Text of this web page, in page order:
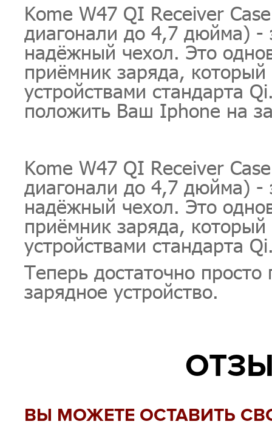
Kome W47 QI Receiver
диагонали до 4,7 дюйма) -
надёжный чехол. Это
приёмник заряда,
устройствами стандарта
положить Ваш Iphone на
Kome W47 QI Receiver
диагонали до 4,7 дюйма) -
надёжный чехол. Это
приёмник заряда,
устройствами стандарта
Теперь достаточно
зарядное устройство.
ВЫ МОЖЕТЕ ОСТАВИТЬ